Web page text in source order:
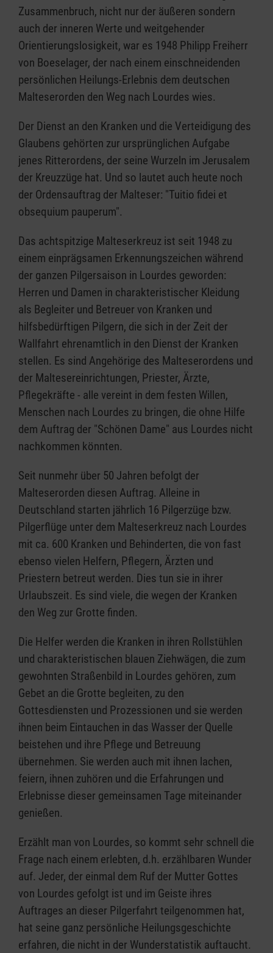
Zusammenbruch, nicht nur der äußeren sondern
auch der inneren Werte und weitgehender
Orientierungslosigkeit, war es 1948 Philipp Freiherr
von Boeselager, der nach einem einschneidenden
persönlichen Heilungs-Erlebnis dem deutschen
Malteserorden den Weg nach Lourdes wies.
Der Dienst an den Kranken und die Verteidigung des
Glaubens gehörten zur ursprünglichen Aufgabe
jenes Ritterordens, der seine Wurzeln im Jerusalem
der Kreuzzüge hat. Und so lautet auch heute noch
der Ordensauftrag der Malteser: "Tuitio fidei et
obsequium pauperum".
Das achtspitzige Malteserkreuz ist seit 1948 zu
einem einprägsamen Erkennungszeichen während
der ganzen Pilgersaison in Lourdes geworden:
Herren und Damen in charakteristischer Kleidung
als Begleiter und Betreuer von Kranken und
hilfsbedürftigen Pilgern, die sich in der Zeit der
Wallfahrt ehrenamtlich in den Dienst der Kranken
stellen. Es sind Angehörige des Malteserordens und
der Maltesereinrichtungen, Priester, Ärzte,
Pflegekräfte - alle vereint in dem festen Willen,
Menschen nach Lourdes zu bringen, die ohne Hilfe
dem Auftrag der "Schönen Dame" aus Lourdes nicht
nachkommen könnten.
Seit nunmehr über 50 Jahren befolgt der
Malteserorden diesen Auftrag. Alleine in
Deutschland starten jährlich 16 Pilgerzüge bzw.
Pilgerflüge unter dem Malteserkreuz nach Lourdes
mit ca. 600 Kranken und Behinderten, die von fast
ebenso vielen Helfern, Pflegern, Ärzten und
Priestern betreut werden. Dies tun sie in ihrer
Urlaubszeit. Es sind viele, die wegen der Kranken
den Weg zur Grotte finden.
Die Helfer werden die Kranken in ihren Rollstühlen
und charakteristischen blauen Ziehwägen, die zum
gewohnten Straßenbild in Lourdes gehören, zum
Gebet an die Grotte begleiten, zu den
Gottesdiensten und Prozessionen und sie werden
ihnen beim Eintauchen in das Wasser der Quelle
beistehen und ihre Pflege und Betreuung
übernehmen. Sie werden auch mit ihnen lachen,
feiern, ihnen zuhören und die Erfahrungen und
Erlebnisse dieser gemeinsamen Tage miteinander
genießen.
Erzählt man von Lourdes, so kommt sehr schnell die
Frage nach einem erlebten, d.h. erzählbaren Wunder
auf. Jeder, der einmal dem Ruf der Mutter Gottes
von Lourdes gefolgt ist und im Geiste ihres
Auftrages an dieser Pilgerfahrt teilgenommen hat,
hat seine ganz persönliche Heilungsgeschichte
erfahren, die nicht in der Wunderstatistik auftaucht.